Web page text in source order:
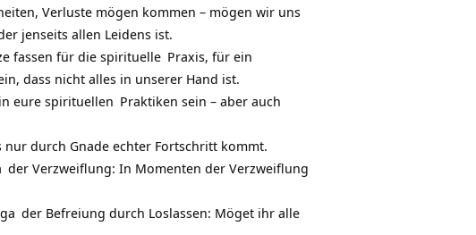
Verluste mögen kommen – mögen wir uns
jenseits allen Leidens ist.
fassen für die spirituelle Praxis, für ein
dass nicht alles in unserer Hand ist.
eure spirituellen Praktiken sein – aber auch
durch Gnade echter Fortschritt kommt.
der Verzweiflung: In Momenten der Verzweiflung
der Befreiung durch Loslassen: Möget ihr alle